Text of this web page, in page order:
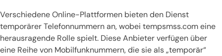
Verschiedene Online-Plattformen bieten den Dienst
temporärer Telefonnummern an, wobei tempsmss.com eine
herausragende Rolle spielt. Diese Anbieter verfügen über
eine Reihe von Mobilfunknummern, die sie als „temporär“